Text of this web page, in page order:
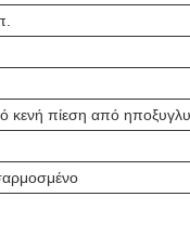
κενή πίεση από